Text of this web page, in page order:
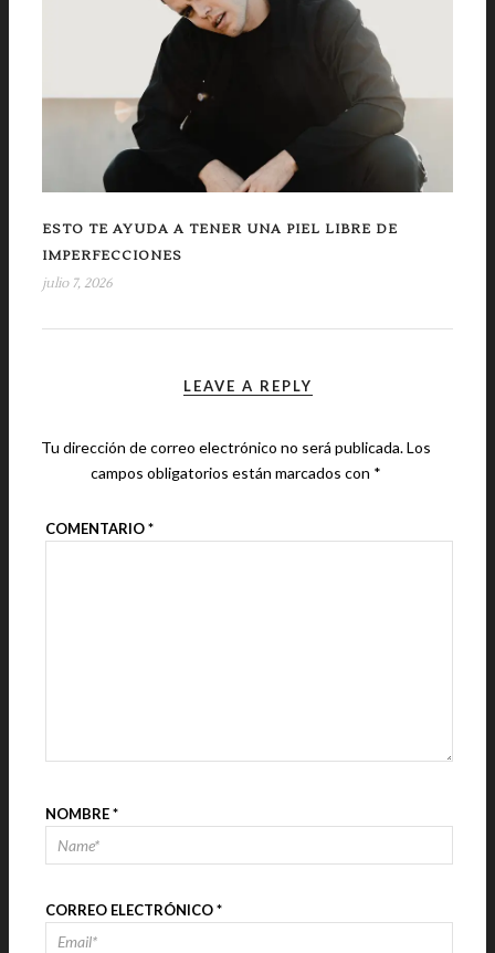
ESTO TE AYUDA A TENER UNA PIEL LIBRE DE
IMPERFECCIONES
julio 7, 2026
LEAVE A REPLY
Tu dirección de correo electrónico no será publicada.Los
campos obligatorios están marcados con *
COMENTARIO*
NOMBRE*
CORREO ELECTRÓNICO*